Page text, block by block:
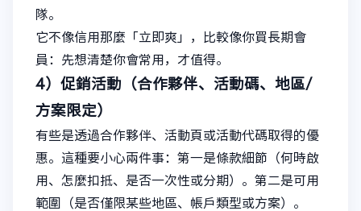
隊。
它不像信用那麼「立即爽」，比較像你買長期會
員：先想清楚你會常用，才值得。
4）促銷活動（合作夥伴、活動碼、地區/
方案限定）
有些是透過合作夥伴、活動頁或活動代碼取得的優
惠。這種要小心兩件事：第一是條款細節（何時啟
用、怎麼扣抵、是否一次性或分期）。第二是可用
範圍（是否僅限某些地區、帳戶類型或方案）。